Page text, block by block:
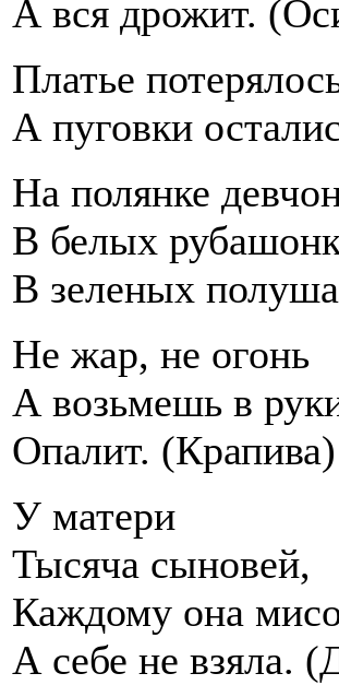
А вся дрожит.
Платье
А пуговки
На полянке
В белых
В зеленых
Не жар, не огонь
А возьмешь в
Опалит. (Крапива)
У матери
Тысяча сыновей,
Каждому она
А себе не взяла.